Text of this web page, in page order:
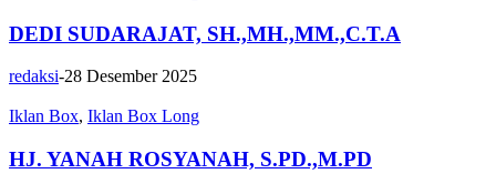
DEDI SUDARAJAT, SH.,MH.,MM.,C.T.A
redaksi-28 Desember 2025
Iklan Box, Iklan Box Long
HJ. YANAH ROSYANAH, S.PD.,M.PD